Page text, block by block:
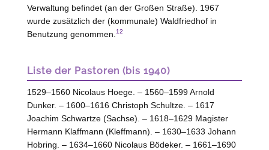
Verwaltung befindet (an der Großen Straße). 1967
wurde zusätzlich der (kommunale) Waldfriedhof in
Benutzung genommen. 12
Liste der Pastoren (bis 1940)
1529–1560 Nicolaus Hoege. – 1560–1599 Arnold
Dunker. – 1600–1616 Christoph Schultze. – 1617
Joachim Schwartze (Sachse). – 1618–1629 Magister
Hermann Klaffmann (Kleffmann). – 1630–1633 Johann
Hobring. – 1634–1660 Nicolaus Bödeker. – 1661–1690